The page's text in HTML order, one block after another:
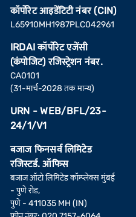
कॉर्पोरेट आइडेंटिटी नंबर (CIN)
L65910MH1987PLC042961
IRDAI कॉर्पोरेट एजेंसी
(कंपोजिट) रजिस्ट्रेशन नंबर.
CA0101
(31-मार्च-2028 तक मान्य)
URN - WEB/BFL/23-
24/1/V1
बजाज फिनसर्व लिमिटेड
रजिस्टर्ड. ऑफिस
बजाज ऑटो लिमिटेड कॉम्प्लेक्स मुंबई
- पुणे रोड,
पुणे - 411035 MH (IN)